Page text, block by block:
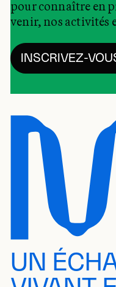
pour connaître en
venir, nos activités
INSCRIVEZ-
UN